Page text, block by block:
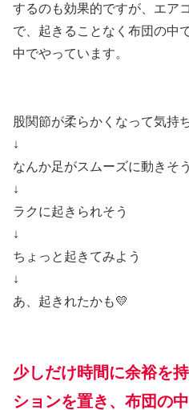
するのも効果的ですが、エア
で、起きることなく布団の中
中でやっています。
股関節が柔らかくなって気持
↓
なんか足がスムーズに動きそう
↓
ラクに起きられそう
↓
ちょっと起きてみよう
↓
あ、起きれたかも💛
少しだけ時間に余裕を
ションを置き、布団の